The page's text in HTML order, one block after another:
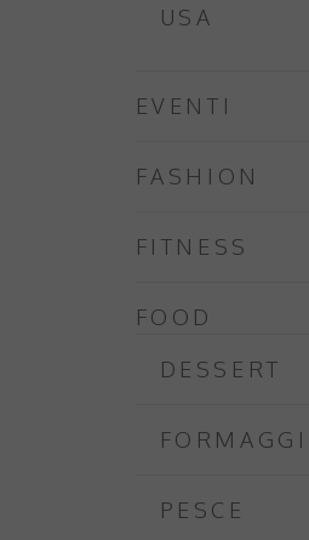
USA
EVENTI
FASHION
FITNESS
FOOD
DESSERT
FORMAGGI
PESCE